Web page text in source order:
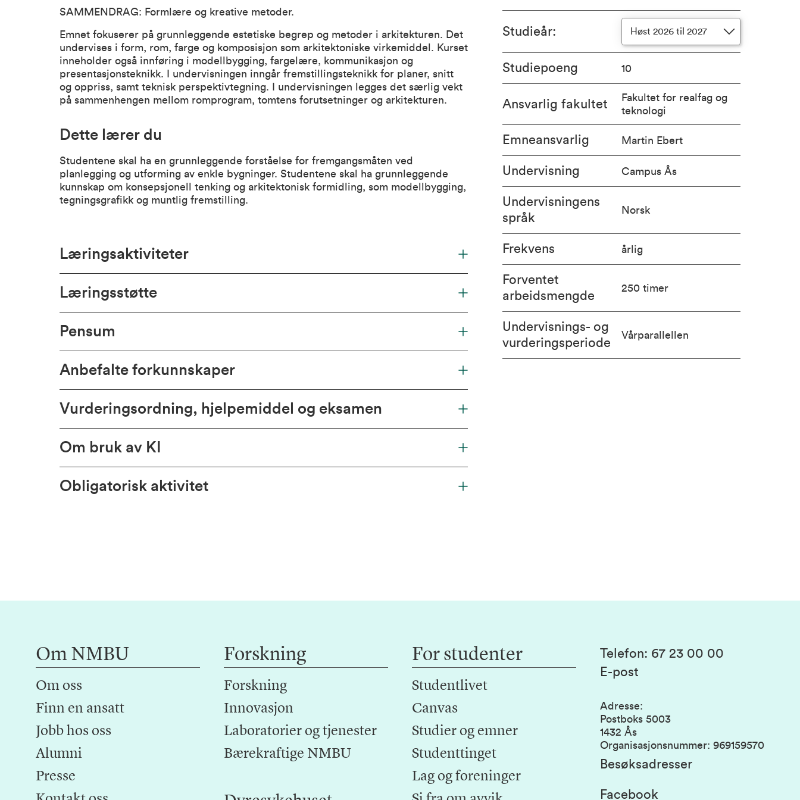
SAMMENDRAG: Formlære og kreative metoder.
Emnet fokuserer på grunnleggende estetiske begrep og metoder i arkitekturen. Det
undervises i form, rom, farge og komposisjon som arkitektoniske virkemiddel. Kurset
inneholder også innføring i modellbygging, fargelære, kommunikasjon og
presentasjonsteknikk. I undervisningen inngår fremstillingsteknikk for planer, snitt
og oppriss, samt teknisk perspektivtegning. I undervisningen legges det særlig vekt
på sammenhengen mellom romprogram, tomtens forutsetninger og arkitekturen.
Dette lærer du
Studentene skal ha en grunnleggende forståelse for fremgangsmåten ved
planlegging og utforming av enkle bygninger. Studentene skal ha grunnleggende
kunnskap om konsepsjonell tenking og arkitektonisk formidling, som modellbygging,
tegningsgrafikk og muntlig fremstilling.
Læringsaktiviteter
Læringsstøtte
Pensum
Anbefalte forkunnskaper
Vurderingsordning, hjelpemiddel og eksamen
Om bruk av KI
Obligatorisk aktivitet
Studieår: Høst 2026 til 2027
Studiepoeng 10
Ansvarlig fakultet
Fakultet for realfag og
teknologi
Emneansvarlig Martin Ebert
Undervisning Campus Ås
Undervisningens
språk
Norsk
Frekvens årlig
Forventet
arbeidsmengde
250 timer
Undervisnings- og
vurderingsperiode
Vårparallellen
Om NMBU
Om oss
Finn en ansatt
Jobb hos oss
Alumni
Presse
Forskning
Forskning
Innovasjon
Laboratorier og tjenester
Bærekraftige NMBU
For studenter
Studentlivet
Canvas
Studier og emner
Studenttinget
Lag og foreninger
Telefon: 67 23 00 00
E-post
Adresse:
Postboks 5003
1432 Ås
Organisasjonsnummer: 969159570
Besøksadresser
Facebook